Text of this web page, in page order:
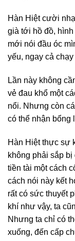
Hàn Hiệt cười
già tới hồ đồ,
mới nói đầu óc
yếu, ngay cả
Lần này không
vẻ đau khổ một
nổi. Nhưng còn
có thể nhận bổng
Hàn Hiệt thực sự
không phải sắp
tiền tài một cách
cách nói này kết
rất có sức thuyết
khí như vậy, ta
Nhưng ta chỉ có
xuống, đến cấp